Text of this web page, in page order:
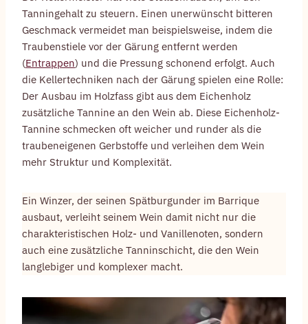
Tanningehalt zu steuern. Einen unerwünscht bitteren
Geschmack vermeidet man beispielsweise, indem die
Traubenstiele vor der Gärung entfernt werden
(Entrappen) und die Pressung schonend erfolgt. Auch
die Kellertechniken nach der Gärung spielen eine Rolle:
Der Ausbau im Holzfass gibt aus dem Eichenholz
zusätzliche Tannine an den Wein ab. Diese Eichenholz-
Tannine schmecken oft weicher und runder als die
traubeneigenen Gerbstoffe und verleihen dem Wein
mehr Struktur und Komplexität.
Ein Winzer, der seinen Spätburgunder im Barrique
ausbaut, verleiht seinem Wein damit nicht nur die
charakteristischen Holz- und Vanillenoten, sondern
auch eine zusätzliche Tanninschicht, die den Wein
langlebiger und komplexer macht.